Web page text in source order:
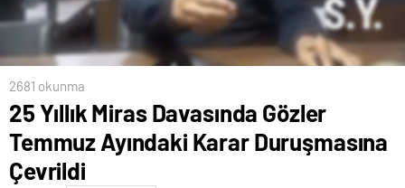
2681 okunma
25 Yıllık Miras Davasında Gözler
Temmuz Ayındaki Karar Duruşmasına
Çevrildi